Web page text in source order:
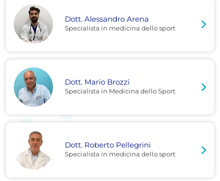
Dott. Alessandro Arena
Specialista in medicina dello sport
Dott. Mario Brozzi
Specialista in Medicina dello Sport
Dott. Roberto Pellegrini
Specialista in medicina dello sport